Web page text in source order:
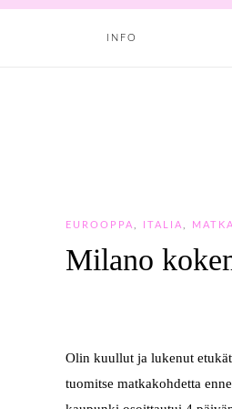
INFO
EUROOPPA ITALIA
Milano
Olin kuullut ja lukenut
tuomitse matkakohdetta